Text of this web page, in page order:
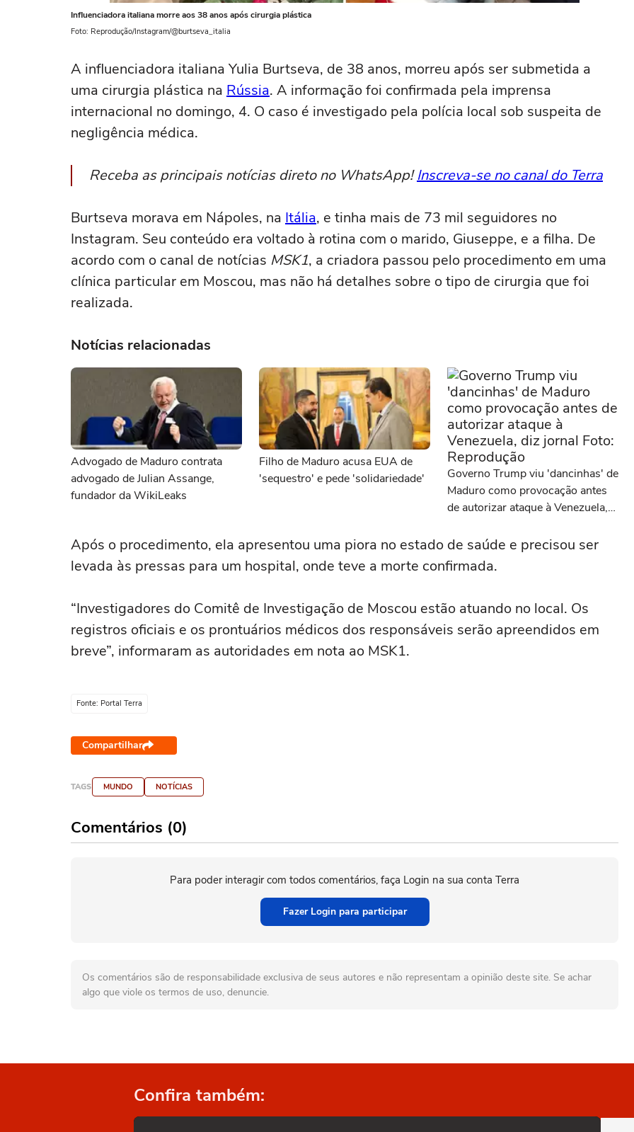
Influenciadora italiana morre aos 38 anos após cirurgia plástica
Foto: Reprodução/Instagram/@burtseva_italia
A influenciadora italiana Yulia Burtseva, de 38 anos, morreu após ser submetida a
uma cirurgia plástica na Rússia. A informação foi confirmada pela imprensa
internacional no domingo, 4. O caso é investigado pela polícia local sob suspeita de
negligência médica.
Receba as principais notícias direto no WhatsApp!Inscreva-se no canal do Terra
Burtseva morava em Nápoles, na Itália, e tinha mais de 73 mil seguidores no
Instagram. Seu conteúdo era voltado à rotina com o marido, Giuseppe, e a filha. De
acordo com o canal de notícias MSK1, a criadora passou pelo procedimento em uma
clínica particular em Moscou, mas não há detalhes sobre o tipo de cirurgia que foi
realizada.
Notícias relacionadas
Advogado de Maduro contrata
advogado de Julian Assange,
fundador da WikiLeaks
Filho de Maduro acusa EUA de
'sequestro' e pede 'solidariedade'
Governo Trump viu 'dancinhas' de
Maduro como provocação antes
de autorizar ataque à Venezuela,
Após o procedimento, ela apresentou uma piora no estado de saúde e precisou ser
levada às pressas para um hospital, onde teve a morte confirmada.
“Investigadores do Comitê de Investigação de Moscou estão atuando no local. Os
registros oficiais e os prontuários médicos dos responsáveis serão apreendidos em
breve”, informaram as autoridades em nota ao MSK1.
Fonte: Portal Terra
Compartilhar
TAGS MUNDO NOTÍCIAS
Comentários (0)
Para poder interagir com todos comentários, faça Login na sua conta Terra
Fazer Login para participar
Os comentários são de responsabilidade exclusiva de seus autores e não representam a opinião deste site. Se achar
algo que viole os termos de uso, denuncie.
Confira também: